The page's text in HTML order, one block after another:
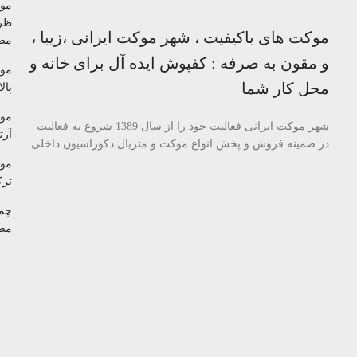
موکت های باکیفیت ، شهر موکت ایرانی ،زیبا ،
و مقون به صرفه : کفپوش ایده آل برای خانه و
محل کار شما
شهر موکت ایرانی فعالیت خود را از سال 1389 شروع به فعالیت
در ضمینه فروش و پخش انواع موکت و متریال دکوراسیون داخلی